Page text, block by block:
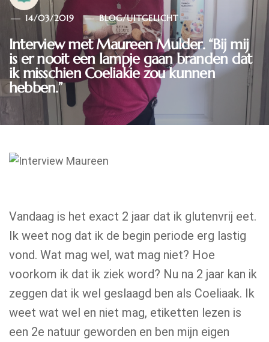
14/03/2019 BLOG/UITGELICHT
Interview met Maureen Mulder. “Bij mij
is er nooit een lampje gaan branden dat
ik misschien Coeliakie zou kunnen
hebben.”
Vandaag is het exact 2 jaar dat ik glutenvrij eet.
Ik weet nog dat ik de begin periode erg lastig
vond. Wat mag wel, wat mag niet? Hoe
voorkom ik dat ik ziek word? Nu na 2 jaar kan ik
zeggen dat ik wel geslaagd ben als Coeliaak. Ik
weet wat wel en niet mag, etiketten lezen is
een 2e natuur geworden en ben mijn eigen